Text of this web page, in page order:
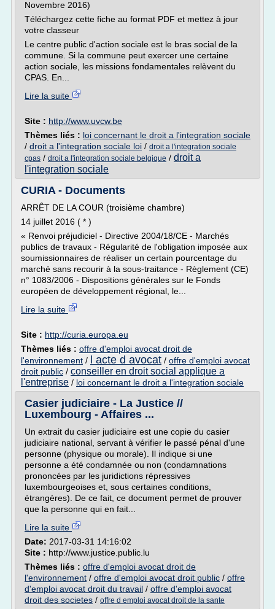
Novembre 2016)
Téléchargez cette fiche au format PDF et mettez à jour
votre classeur
Le centre public d'action sociale est le bras social de la
commune. Si la commune peut exercer une certaine
action sociale, les missions fondamentales relèvent du
CPAS. En...
Lire la suite
Site : http://www.uvcw.be
Thèmes liés : loi concernant le droit a l'integration sociale
/ droit a l'integration sociale loi / droit a l'integration sociale
cpas / droit a l'integration sociale belgique / droit a
l'integration sociale
CURIA - Documents
ARRÊT DE LA COUR (troisième chambre)
14 juillet 2016 ( * )
« Renvoi préjudiciel - Directive 2004/18/CE - Marchés
publics de travaux - Régularité de l'obligation imposée aux
soumissionnaires de réaliser un certain pourcentage du
marché sans recourir à la sous-traitance - Règlement (CE)
n° 1083/2006 - Dispositions générales sur le Fonds
européen de développement régional, le...
Lire la suite
Site : http://curia.europa.eu
Thèmes liés : offre d'emploi avocat droit de
l'environnement / l acte d avocat / offre d'emploi avocat
droit public / conseiller en droit social applique a
l'entreprise / loi concernant le droit a l'integration sociale
Casier judiciaire - La Justice //
Luxembourg - Affaires ...
Un extrait du casier judiciaire est une copie du casier
judiciaire national, servant à vérifier le passé pénal d'une
personne (physique ou morale). Il indique si une
personne a été condamnée ou non (condamnations
prononcées par les juridictions répressives
luxembourgeoises et, sous certaines conditions,
étrangères). De ce fait, ce document permet de prouver
que la personne qui en fait...
Lire la suite
Date: 2017-03-31 14:16:02
Site : http://www.justice.public.lu
Thèmes liés : offre d'emploi avocat droit de
l'environnement / offre d'emploi avocat droit public / offre
d'emploi avocat droit du travail / offre d'emploi avocat
droit des societes / offre d emploi avocat droit de la sante